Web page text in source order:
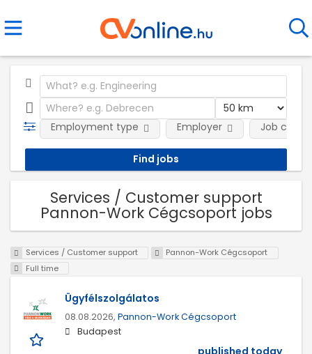
Employment type Employer Job
Services / Customer support
Pannon-Work Cégcsoport jobs
Services / Customer support
Pannon-Work Cégcsoport
Full time
Ügyfélszolgálatos
08.08.2026, Pannon-Work Cégcsoport
Budapest